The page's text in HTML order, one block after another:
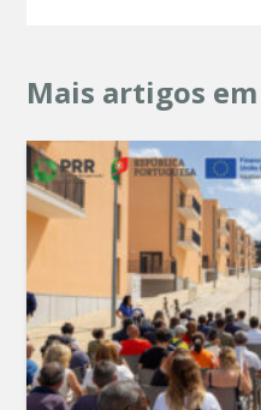
Mais artigos